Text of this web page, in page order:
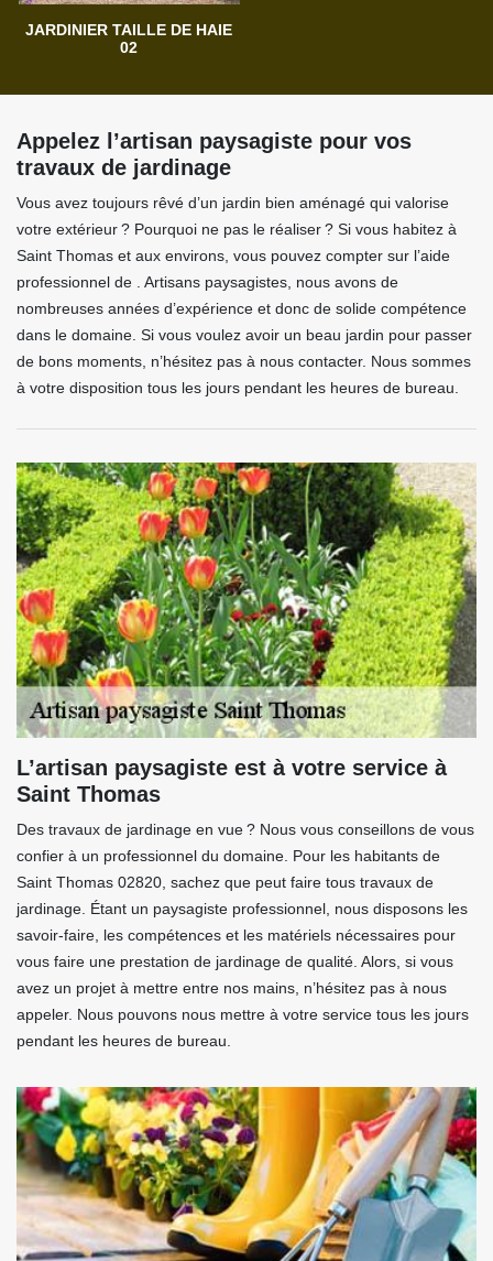
JARDINIER TAILLE DE HAIE
02
Appelez l’artisan paysagiste pour vos
travaux de jardinage
Vous avez toujours rêvé d’un jardin bien aménagé qui valorise
votre extérieur ? Pourquoi ne pas le réaliser ? Si vous habitez à
Saint Thomas et aux environs, vous pouvez compter sur l’aide
professionnel de . Artisans paysagistes, nous avons de
nombreuses années d’expérience et donc de solide compétence
dans le domaine. Si vous voulez avoir un beau jardin pour passer
de bons moments, n’hésitez pas à nous contacter. Nous sommes
à votre disposition tous les jours pendant les heures de bureau.
L’artisan paysagiste est à votre service à
Saint Thomas
Des travaux de jardinage en vue ? Nous vous conseillons de vous
confier à un professionnel du domaine. Pour les habitants de
Saint Thomas 02820, sachez que peut faire tous travaux de
jardinage. Étant un paysagiste professionnel, nous disposons les
savoir-faire, les compétences et les matériels nécessaires pour
vous faire une prestation de jardinage de qualité. Alors, si vous
avez un projet à mettre entre nos mains, n’hésitez pas à nous
appeler. Nous pouvons nous mettre à votre service tous les jours
pendant les heures de bureau.